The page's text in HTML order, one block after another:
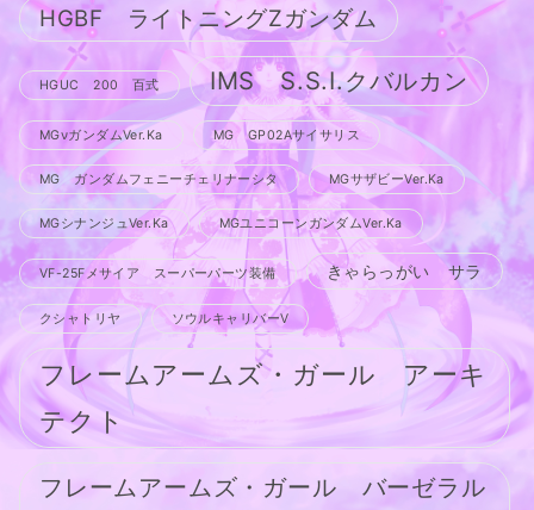
HGBF ライトニングZガンダム
HGUC 200 百式 IMS S.S.I.クバルカン
MGνガンダムVer.Ka MG GP02Aサイサリス
MG ガンダムフェニーチェリナーシタ MGサザビーVer.Ka
MGシナンジュVer.Ka MGユニコーンガンダムVer.Ka
VF-25Fメサイア スーパーパーツ装備 きゃらっがい サラ
クシャトリヤ ソウルキャリバーV
フレームアームズ・ガール アーキ
テクト
フレームアームズ・ガール バーゼラル